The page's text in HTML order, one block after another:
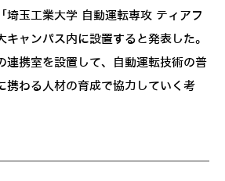
埼玉工業大学 自動運転専攻 ティアフ
キャンパス内に設置すると発表した。
連携室を設置して、自動運転技術の普
携わる人材の育成で協力していく考